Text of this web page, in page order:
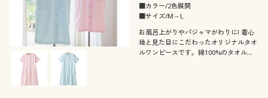
■カラー/2色展開
■サイズ/M～L
お風呂上がりやパジャマがわりに! 着心
地と見た目にこだわったオリジナルタオ
ルワンピースです。綿100%のタオル地